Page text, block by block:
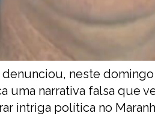
neste
uma narrativa falsa que
intriga política no